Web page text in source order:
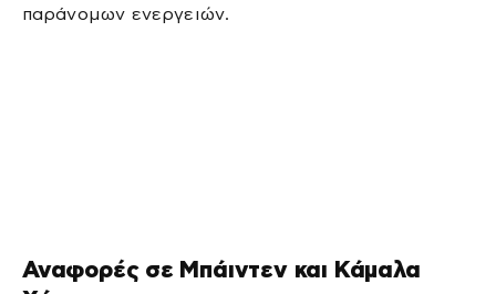
παράνομων ενεργειών.
Αναφορές σε Μπάιντεν και Κάμαλα